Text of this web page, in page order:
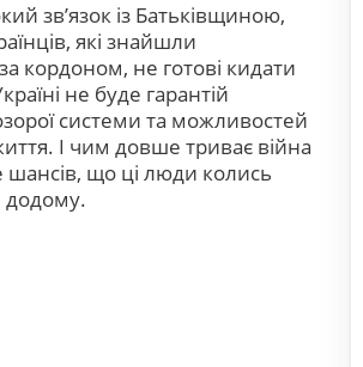
зв’язок із Батьківщиною,
які знайшли
за кордоном, не готові кидати
не буде гарантій
системи та можливостей
І чим довше триває війна
що ці люди колись
додому.